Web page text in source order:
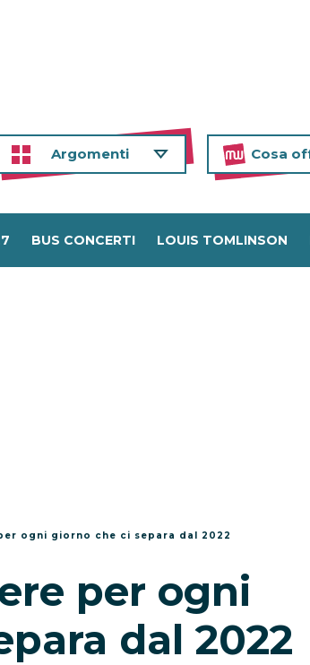
Argomenti Cosa
BUS CONCERTI LOUIS TOMLINSON
ogni giorno che ci separa dal 2022
per ogni
dal 2022